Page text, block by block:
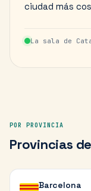
ciudad más
La sala de
POR PROVINCIA
Provincias de
Barcelona